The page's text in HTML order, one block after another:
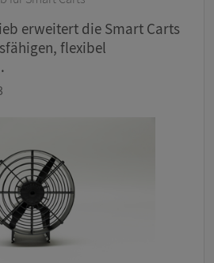
erweitert die Smart Carts
flexibel